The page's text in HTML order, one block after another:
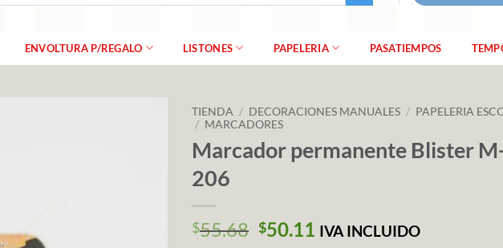
ENVOLTURA P/REGALO LISTONES PAPELERIA PASATIEMPOS
TIENDA / DECORACIONES MANUALES / PAPELERIA
/ MARCADORES
Marcador permanente Blister
206
$55.68 El
$50.11 El
IVA INCLUIDO